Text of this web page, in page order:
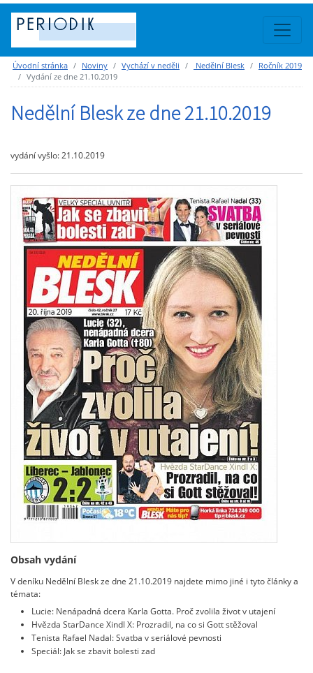
Úvodní stránka Noviny Vychází v neděli Nedělní Blesk
Ročník 2019
Vydání ze dne 21.10.2019
Nedělní Blesk ze dne 21.10.2019
vydání vyšlo: 21.10.2019
Obsah vydání
V deníku Nedělní Blesk ze dne 21.10.2019 najdete mimo jiné i tyto články a
témata:
Lucie: Nenápadná dcera Karla Gotta. Proč zvolila život v utajení
Hvězda StarDance Xindl X: Prozradil, na co si Gott stěžoval
Tenista Rafael Nadal: Svatba v seriálové pevnosti
Speciál: Jak se zbavit bolesti zad